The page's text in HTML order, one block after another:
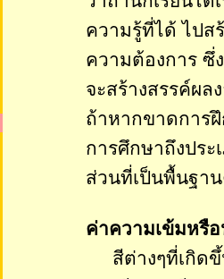
ความรู้ที่ได้ ไปส
ความต้องการ ซึ่
จะสร้างสรรค์ผล
ถ้าหากขาดการ
การศึกษาถึงประ
ส่วนที่เป็นพื้นฐา
ค่าความเข้มหรื
สีต่างๆที่เกิดขึ้